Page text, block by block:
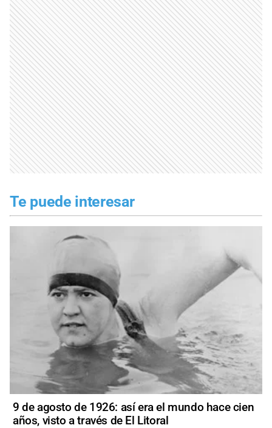
Te puede interesar
9 de agosto de 1926: así era el mundo hace cien
años, visto a través de El Litoral